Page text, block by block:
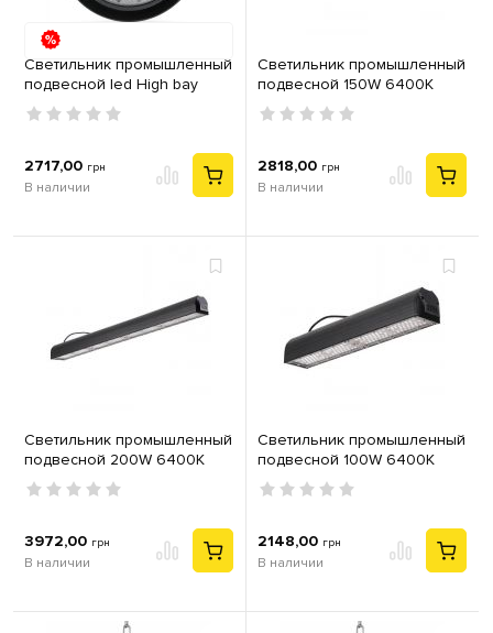
Светильник промышленный
подвесной led High bay
Ardero AL1011 150Вт 6500K
для высоких потолков IP65
2717,00 грн
В наличии
Светильник промышленный
подвесной 150W 6400K
758mm IP65 ZEUGMA-150
Horoz
2818,00 грн
В наличии
Светильник промышленный
подвесной 200W 6400K
1000mm IP65 ZEUGMA-200
Horoz
3972,00 грн
В наличии
Светильник промышленный
подвесной 100W 6400K
520mm IP65 ZEUGMA-100
Horoz
2148,00 грн
В наличии